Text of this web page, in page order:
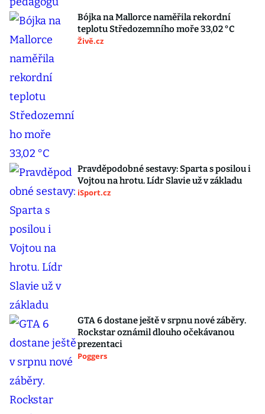
Bójka na Mallorce naměřila rekordní
teplotu Středozemního moře 33,02 °C
Živě.cz
Pravděpodobné sestavy: Sparta s posilou i
Vojtou na hrotu. Lídr Slavie už v základu
iSport.cz
GTA 6 dostane ještě v srpnu nové záběry.
Rockstar oznámil dlouho očekávanou
prezentaci
Poggers